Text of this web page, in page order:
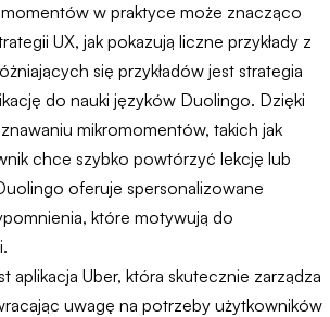
w praktyce może znacząco
UX, jak pokazują liczne przykłady z
się przykładów jest strategia
do nauki języków Duolingo. Dzięki
mikromomentów, takich jak
chce szybko powtórzyć lekcję lub
oferuje spersonalizowane
które motywują do
aplikacja Uber, która skutecznie zarządza
uwagę na potrzeby użytkowników